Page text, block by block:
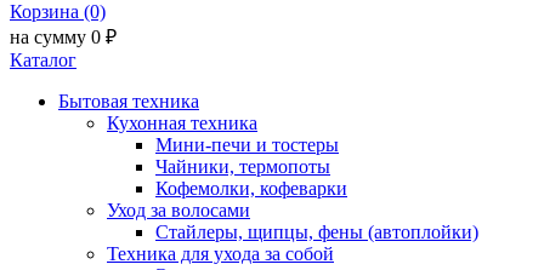
Корзина (0)
на сумму 0 ₽
Каталог
Бытовая техника
Кухонная техника
Мини-печи и тостеры
Чайники, термопоты
Кофемолки, кофеварки
Уход за волосами
Стайлеры, щипцы, фены (автоплойки)
Техника для ухода за собой